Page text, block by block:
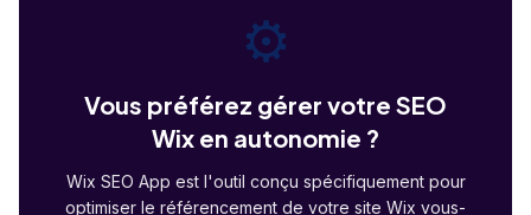
⚙️
Vous préférez gérer votre SEO
Wix en autonomie ?
Wix SEO App est l'outil conçu spécifiquement pour
optimiser le référencement de votre site Wix vous-